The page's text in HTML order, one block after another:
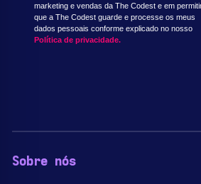
marketing e vendas da The Codest e em
que a The Codest guarde e processe os meus
dados pessoais conforme explicado no nosso
Política de privacidade.
Sobre nós